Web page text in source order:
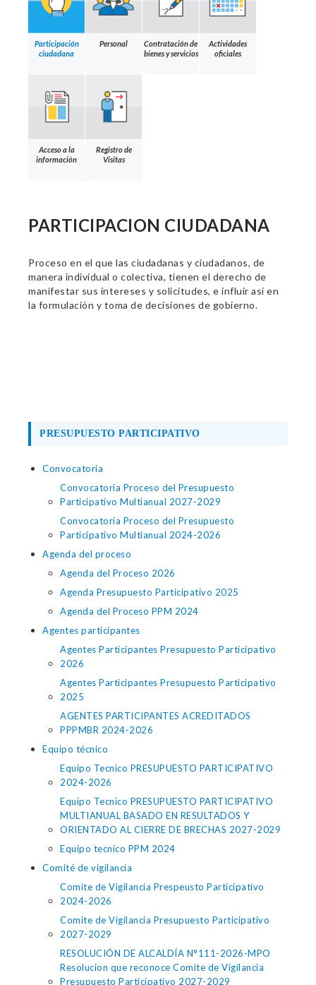
Participación
ciudadana
Personal
Contratación de
bienes y servicios
Actividades
oficiales
Acceso a la
información
Registro de
Visitas
PARTICIPACION CIUDADANA
Proceso en el que las ciudadanas y ciudadanos, de
manera individual o colectiva, tienen el derecho de
manifestar sus intereses y solicitudes, e influir así en
la formulación y toma de decisiones de gobierno.
PRESUPUESTO PARTICIPATIVO
Convocatoria
Convocatoria Proceso del Presupuesto
Participativo Multianual 2027-2029
Convocatoria Proceso del Presupuesto
Participativo Multianual 2024-2026
Agenda del proceso
Agenda del Proceso 2026
Agenda Presupuesto Participativo 2025
Agenda del Proceso PPM 2024
Agentes participantes
Agentes Participantes Presupuesto Participativo
2026
Agentes Participantes Presupuesto Participativo
2025
AGENTES PARTICIPANTES ACREDITADOS
PPPMBR 2024-2026
Equipo técnico
Equipo Tecnico PRESUPUESTO PARTICIPATIVO
2024-2026
Equipo Tecnico PRESUPUESTO PARTICIPATIVO
MULTIANUAL BASADO EN RESULTADOS Y
ORIENTADO AL CIERRE DE BRECHAS 2027-2029
Equipo tecnico PPM 2024
Comité de vigilancia
Comite de Vigilancia Prespeusto Participativo
2024-2026
Comite de Vigilancia Presupuesto Participativo
2027-2029
RESOLUCIÓN DE ALCALDÍA N°111-2026-MPO
Resolucion que reconoce Comite de Vigilancia
Presupuesto Participativo 2027-2029